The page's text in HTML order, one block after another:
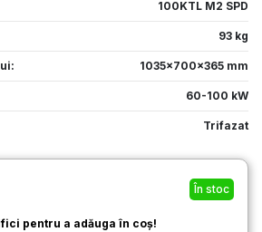
100KTL M2 SPD
93 kg
1035x700x365 mm
60-100 kW
Trifazat
În stoc
pentru a adăuga în coș!